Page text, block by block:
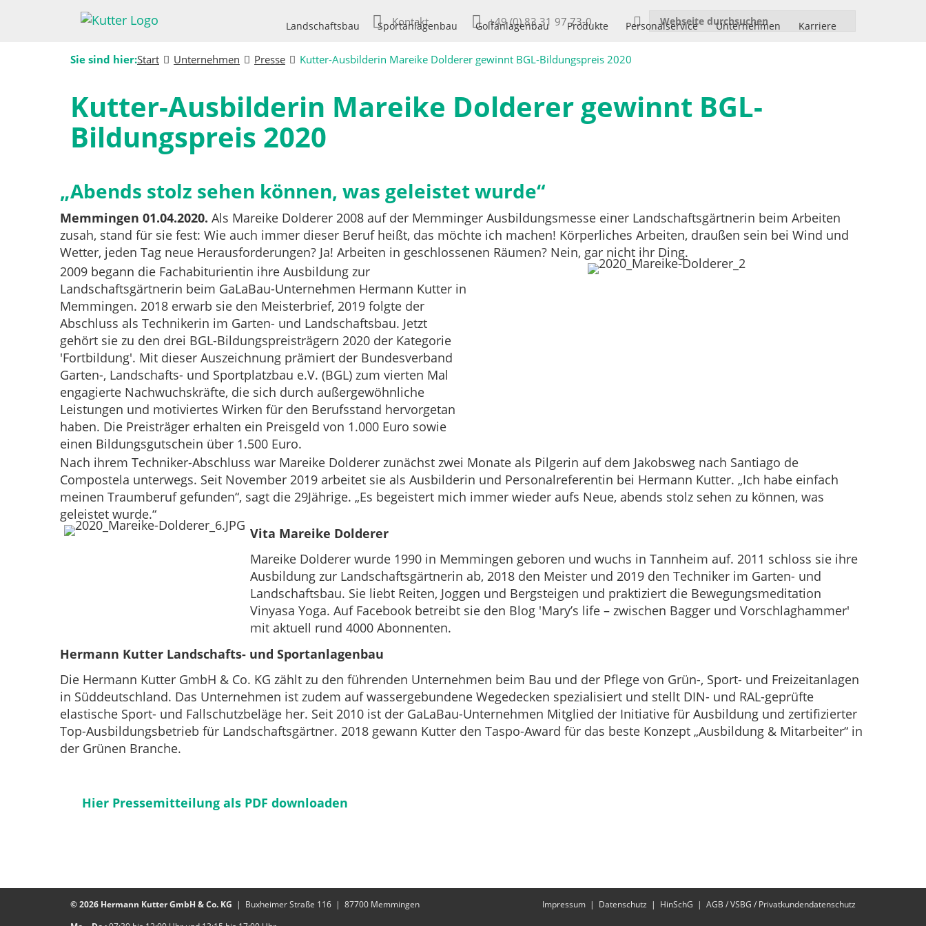
Kontakt +49 (0) 83 31 97 73-0
Landschaftsbau Sportanlagenbau Golfanlagenbau Produkte Personalservice Unternehmen Karriere
Sie sind hier:Start Unternehmen Presse Kutter-Ausbilderin Mareike Dolderer gewinnt BGL-Bildungspreis 2020
Kutter-Ausbilderin Mareike Dolderer gewinnt BGL-
Bildungspreis 2020
„Abends stolz sehen können, was geleistet wurde“
Memmingen 01.04.2020. Als Mareike Dolderer 2008 auf der Memminger Ausbildungsmesse einer Landschaftsgärtnerin beim Arbeiten
zusah, stand für sie fest: Wie auch immer dieser Beruf heißt, das möchte ich machen! Körperliches Arbeiten, draußen sein bei Wind und
Wetter, jeden Tag neue Herausforderungen? Ja! Arbeiten in geschlossenen Räumen? Nein, gar nicht ihr Ding.
2009 begann die Fachabiturientin ihre Ausbildung zur
Landschaftsgärtnerin beim GaLaBau-Unternehmen Hermann Kutter in
Memmingen. 2018 erwarb sie den Meisterbrief, 2019 folgte der
Abschluss als Technikerin im Garten- und Landschaftsbau. Jetzt
gehört sie zu den drei BGL-Bildungspreisträgern 2020 der Kategorie
'Fortbildung'. Mit dieser Auszeichnung prämiert der Bundesverband
Garten-, Landschafts- und Sportplatzbau e.V. (BGL) zum vierten Mal
engagierte Nachwuchskräfte, die sich durch außergewöhnliche
Leistungen und motiviertes Wirken für den Berufsstand hervorgetan
haben. Die Preisträger erhalten ein Preisgeld von 1.000 Euro sowie
einen Bildungsgutschein über 1.500 Euro.
Nach ihrem Techniker-Abschluss war Mareike Dolderer zunächst zwei Monate als Pilgerin auf dem Jakobsweg nach Santiago de
Compostela unterwegs. Seit November 2019 arbeitet sie als Ausbilderin und Personalreferentin bei Hermann Kutter. „Ich habe einfach
meinen Traumberuf gefunden“, sagt die 29Jährige. „Es begeistert mich immer wieder aufs Neue, abends stolz sehen zu können, was
geleistet wurde.“
Vita Mareike Dolderer
Mareike Dolderer wurde 1990 in Memmingen geboren und wuchs in Tannheim auf. 2011 schloss sie ihre
Ausbildung zur Landschaftsgärtnerin ab, 2018 den Meister und 2019 den Techniker im Garten- und
Landschaftsbau. Sie liebt Reiten, Joggen und Bergsteigen und praktiziert die Bewegungsmeditation
Vinyasa Yoga. Auf Facebook betreibt sie den Blog 'Mary’s life – zwischen Bagger und Vorschlaghammer'
mit aktuell rund 4000 Abonnenten.
Hermann Kutter Landschafts- und Sportanlagenbau
Die Hermann Kutter GmbH & Co. KG zählt zu den führenden Unternehmen beim Bau und der Pflege von Grün-, Sport- und Freizeitanlagen
in Süddeutschland. Das Unternehmen ist zudem auf wassergebundene Wegedecken spezialisiert und stellt DIN- und RAL-geprüfte
elastische Sport- und Fallschutzbeläge her. Seit 2010 ist der GaLaBau-Unternehmen Mitglied der Initiative für Ausbildung und zertifizierter
Top-Ausbildungsbetrieb für Landschaftsgärtner. 2018 gewann Kutter den Taspo-Award für das beste Konzept „Ausbildung & Mitarbeiter“ in
der Grünen Branche.
Hier Pressemitteilung als PDF downloaden
© 2026 Hermann Kutter GmbH & Co. KG Buxheimer Straße 116 87700 Memmingen Impressum Datenschutz HinSchG
AGB / VSBG / Privatkundendatenschutz